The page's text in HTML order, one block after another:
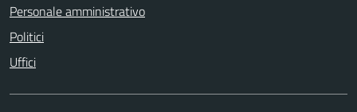
Personale amministrativo
Politici
Uffici